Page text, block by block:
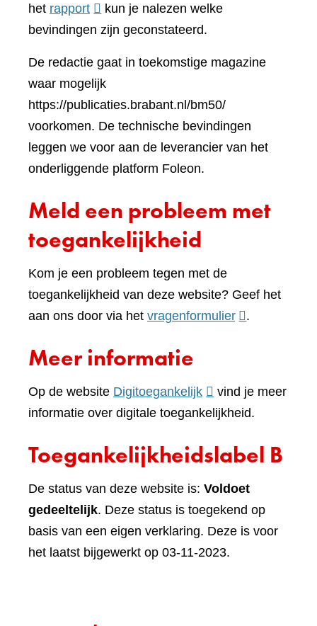
het rapport(verwijst
naar
andere
website)
kun je nalezen welke
bevindingen zijn geconstateerd.
De redactie gaat in toekomstige magazine
waar mogelijk
https://publicaties.brabant.nl/bm50/
voorkomen. De technische bevindingen
leggen we voor aan de leverancier van het
onderliggende platform Foleon.
Meld een probleem met
toegankelijkheid
Kom je een probleem tegen met de
toegankelijkheid van deze website? Geef het
aan ons door via het vragenformulier(verwijst
website)
.
Meer informatie
Op de website Digitoegankelijk(verwijst
naar
andere
vind je meer
informatie over digitale toegankelijkheid.
Toegankelijkheidslabel B
De status van deze website is: Voldoet
gedeeltelijk. Deze status is toegekend op
basis van een eigen verklaring. Deze is voor
het laatst bijgewerkt op 03-11-2023.